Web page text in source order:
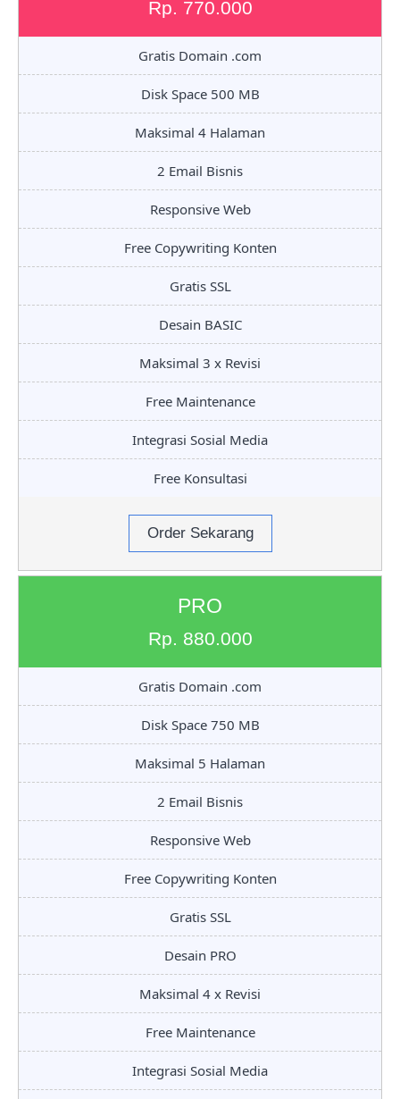
Rp. 770.000
Gratis Domain .com
Disk Space 500 MB
Maksimal 4 Halaman
2 Email Bisnis
Responsive Web
Free Copywriting Konten
Gratis SSL
Desain BASIC
Maksimal 3 x Revisi
Free Maintenance
Integrasi Sosial Media
Free Konsultasi
Order Sekarang
PRO
Rp. 880.000
Gratis Domain .com
Disk Space 750 MB
Maksimal 5 Halaman
2 Email Bisnis
Responsive Web
Free Copywriting Konten
Gratis SSL
Desain PRO
Maksimal 4 x Revisi
Free Maintenance
Integrasi Sosial Media